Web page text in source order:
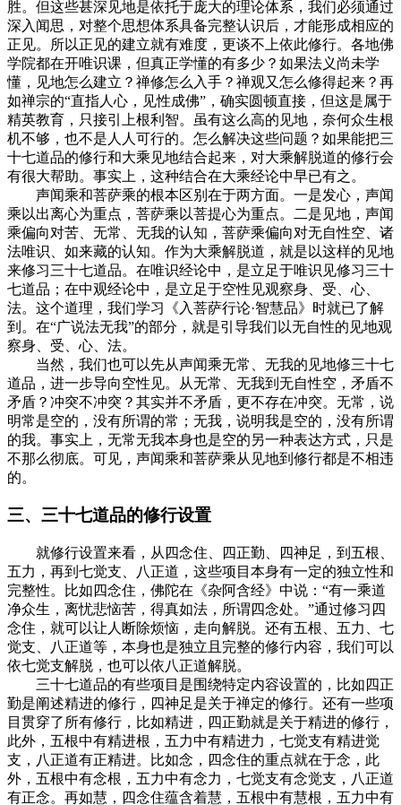
胜。但这些甚深见地是依托于庞大的理论体系，我们必须通过
深入闻思，对整个思想体系具备完整认识后，才能形成相应的
正见。所以正见的建立就有难度，更谈不上依此修行。各地佛
学院都在开唯识课，但真正学懂的有多少？如果法义尚未学
懂，见地怎么建立？禅修怎么入手？禅观又怎么修得起来？再
如禅宗的“直指人心，见性成佛”，确实圆顿直接，但这是属于
精英教育，只接引上根利智。虽有这么高的见地，奈何众生根
机不够，也不是人人可行的。怎么解决这些问题？如果能把三
十七道品的修行和大乘见地结合起来，对大乘解脱道的修行会
有很大帮助。事实上，这种结合在大乘经论中早已有之。
声闻乘和菩萨乘的根本区别在于两方面。一是发心，声闻
乘以出离心为重点，菩萨乘以菩提心为重点。二是见地，声闻
乘偏向对苦、无常、无我的认知，菩萨乘偏向对无自性空、诸
法唯识、如来藏的认知。作为大乘解脱道，就是以这样的见地
来修习三十七道品。在唯识经论中，是立足于唯识见修习三十
七道品；在中观经论中，是立足于空性见观察身、受、心、
法。这个道理，我们学习《入菩萨行论·智慧品》时就已了解
到。在“广说法无我”的部分，就是引导我们以无自性的见地观
察身、受、心、法。
当然，我们也可以先从声闻乘无常、无我的见地修三十七
道品，进一步导向空性见。从无常、无我到无自性空，矛盾不
矛盾？冲突不冲突？其实并不矛盾，更不存在冲突。无常，说
明常是空的，没有所谓的常；无我，说明我是空的，没有所谓
的我。事实上，无常无我本身也是空的另一种表达方式，只是
不那么彻底。可见，声闻乘和菩萨乘从见地到修行都是不相违
的。
三、三十七道品的修行设置
就修行设置来看，从四念住、四正勤、四神足，到五根、
五力，再到七觉支、八正道，这些项目本身有一定的独立性和
完整性。比如四念住，佛陀在《杂阿含经》中说：“有一乘道
净众生，离忧悲恼苦，得真如法，所谓四念处。”通过修习四
念住，就可以让人断除烦恼，走向解脱。还有五根、五力、七
觉支、八正道等，本身也是独立且完整的修行内容，我们可以
依七觉支解脱，也可以依八正道解脱。
三十七道品的有些项目是围绕特定内容设置的，比如四正
勤是阐述精进的修行，四神足是关于禅定的修行。还有一些项
目贯穿了所有修行，比如精进，四正勤就是关于精进的修行，
此外，五根中有精进根，五力中有精进力，七觉支有精进觉
支，八正道有正精进。比如念，四念住的重点就在于念，此
外，五根中有念根，五力中有念力，七觉支有念觉支，八正道
有正念。再如慧，四念住蕴含着慧，五根中有慧根，五力中有